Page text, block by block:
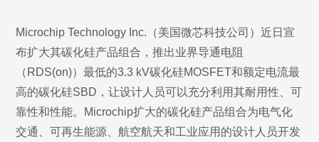
Microchip Technology Inc.（美国微芯科技公司）近日宣
布扩大其碳化硅产品组合，推出业界导通电阻
（RDS(on)）最低的3.3 kV碳化硅MOSFET和额定电流最
高的碳化硅SBD，让设计人员可以充分利用其耐用性、可
靠性和性能。Microchip扩大的碳化硅产品组合为电气化
交通、可再生能源、航空航天和工业应用的设计人员开发